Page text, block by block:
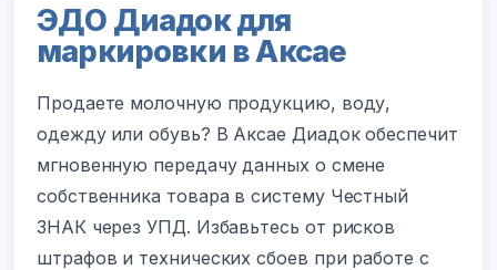
ЭДО Диадок для
маркировки в Аксае
Продаете молочную продукцию, воду,
одежду или обувь? В Аксае Диадок обеспечит
мгновенную передачу данных о смене
собственника товара в систему Честный
ЗНАК через УПД. Избавьтесь от рисков
штрафов и технических сбоев при работе с